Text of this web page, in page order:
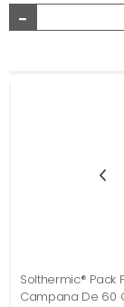
-
Solthermic® Pack
Campana De 60